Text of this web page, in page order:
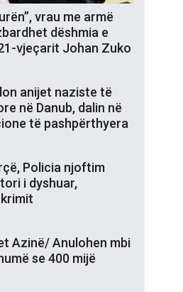
vrau me armë
dëshmia e
vjeçarit Johan Zuko
anijet naziste të
në Danub, dalin në
të pashpërthyera
Policia njoftim
i dyshuar,
Azinë/ Anulohen mbi
se 400 mijë